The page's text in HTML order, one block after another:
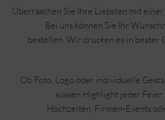
Überraschen Sie Ihre Liebsten mit
Bei uns können Sie Ihr
bestellen. Wir drucken es in bester
Ob Foto, Logo oder individuelle
süssen Highlight jeder
Hochzeiten, Firmen-Events